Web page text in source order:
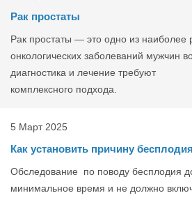
Рак простаты
Рак простаты — это одно из наиболее
онкологических заболеваний мужчин
диагностика и лечение требуют
комплексного подхода.
5 Март 2025
Как установить причину бесплодия
Обследование по поводу бесплодия
минимальное время и не должно